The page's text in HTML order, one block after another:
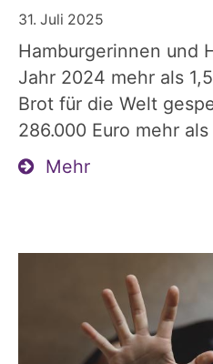
31. Juli 2025
Hamburgerinnen und
Jahr 2024 mehr als
Brot für die Welt
286.000 Euro mehr
Mehr